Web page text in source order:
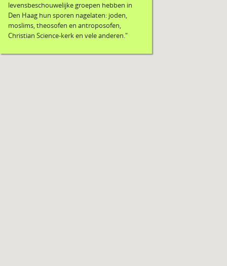
levensbeschouwelijke groepen hebben in
Den Haag hun sporen nagelaten: joden,
moslims, theosofen en antroposofen,
Christian Science-kerk en vele anderen."